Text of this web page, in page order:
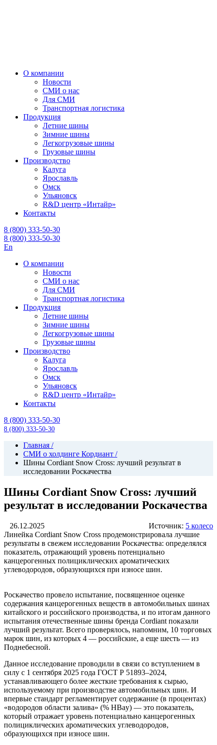
О компании
Новости
СМИ о нас
Для СМИ
Транспортная логистика
Продукция
Летние шины
Зимние шины
Легкогрузовые шины
Грузовые шины
Производство
Калуга
Ярославль
Омск
Ульяновск
R&D центр «Интайр»
Контакты
8 (800) 333-50-30
8 (800) 333-50-30
En
О компании
Новости
СМИ о нас
Для СМИ
Транспортная логистика
Продукция
Летние шины
Зимние шины
Легкогрузовые шины
Грузовые шины
Производство
Калуга
Ярославль
Омск
Ульяновск
R&D центр «Интайр»
Контакты
8 (800) 333-50-30
8 (800) 333-50-30
Главная /
СМИ о холдинге Кордиант /
Шины Cordiant Snow Cross: лучший результат в
исследовании Роскачества
Шины Cordiant Snow Cross: лучший
результат в исследовании Роскачества
26.12.2025 Источник: 5 колесо
Линейка Cordiant Snow Cross продемонстрировала лучшие
результаты в свежем исследовании Роскачества: определялся
показатель, отражающий уровень потенциально
канцерогенных полициклических ароматических
углеводородов, образующихся при износе шин.
Роскачество провело испытание, посвященное оценке
содержания канцерогенных веществ в автомобильных шинах
китайского и российского производства, и по итогам данного
испытания отечественные шины бренда Cordiant показали
лучший результат. Всего проверялось, напомним, 10 торговых
марок шин, из которых 4 — российские, а еще шесть — из
Поднебесной.
Данное исследование проводили в связи со вступлением в
силу с 1 сентября 2025 года ГОСТ Р 51893–2024,
устанавливающего более жесткие требования к сырью,
используемому при производстве автомобильных шин. И
впервые стандарт регламентирует содержание (в процентах)
«водородов области залива» (% HBay) — это показатель,
который отражает уровень потенциально канцерогенных
полициклических ароматических углеводородов,
образующихся при износе шин.